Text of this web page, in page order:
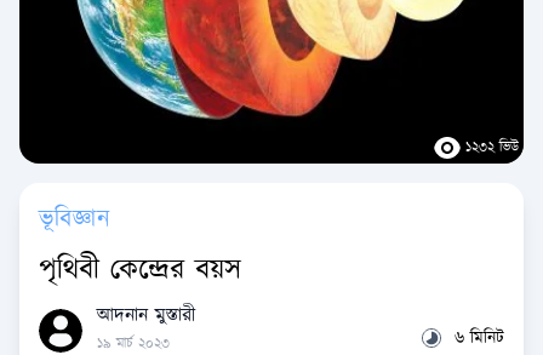
১২৩২ ভিউ
ভূবিজ্ঞান
পৃথিবী কেন্দ্রের বয়স
আদনান মুস্তারী
১৯ মার্চ ২০২৩ ৬ মিনিট